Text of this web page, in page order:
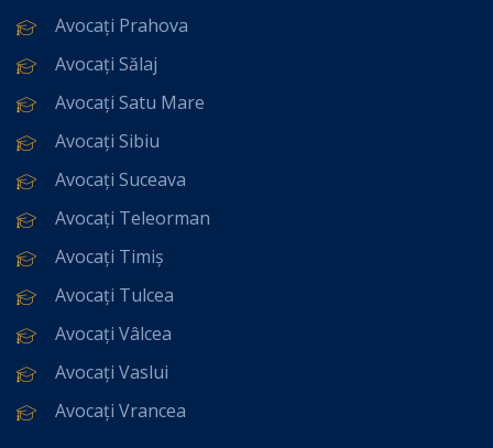
Avocați Prahova
Avocați Sălaj
Avocați Satu Mare
Avocați Sibiu
Avocați Suceava
Avocați Teleorman
Avocați Timiș
Avocați Tulcea
Avocați Vâlcea
Avocați Vaslui
Avocați Vrancea